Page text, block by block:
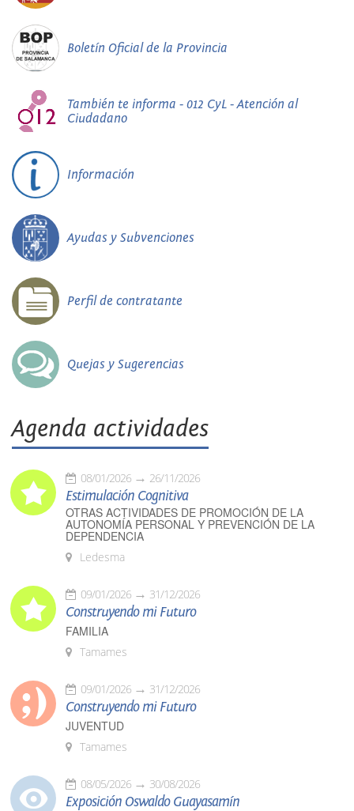
Boletín Oficial de la Provincia
También te informa - 012 CyL - Atención al
Ciudadano
Información
Ayudas y Subvenciones
Perfil de contratante
Quejas y Sugerencias
Agenda actividades
08/01/2026 26/11/2026
Estimulación Cognitiva
OTRAS ACTIVIDADES DE PROMOCIÓN DE LA
AUTONOMÍA PERSONAL Y PREVENCIÓN DE LA
DEPENDENCIA
Ledesma
09/01/2026 31/12/2026
Construyendo mi Futuro
FAMILIA
Tamames
09/01/2026 31/12/2026
Construyendo mi Futuro
JUVENTUD
Tamames
08/05/2026 30/08/2026
Exposición Oswaldo Guayasamín